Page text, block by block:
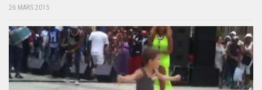
26 MARS 2015